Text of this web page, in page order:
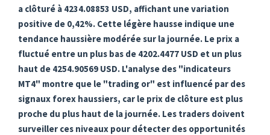
a clôturé à 4234.08853 USD, affichant une variation
positive de 0,42%. Cette légère hausse indique une
tendance haussière modérée sur la journée. Le prix a
fluctué entre un plus bas de 4202.4477 USD et un plus
haut de 4254.90569 USD. L'analyse des "indicateurs
MT4" montre que le "trading or" est influencé par des
signaux forex haussiers, car le prix de clôture est plus
proche du plus haut de la journée. Les traders doivent
surveiller ces niveaux pour détecter des opportunités